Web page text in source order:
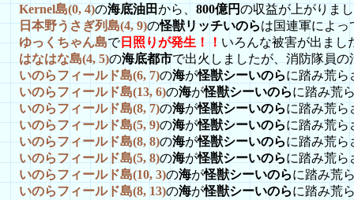
Kernel島(0, 4)の海底油田から、 800億円の収益が上がりま
日本野うさぎ列島(4, 9)の怪獣リッチいのらは国連軍によっ
ゆっくちゃん島で日照りが発生！！いろんな被害が出まし
はなはな島(4, 5)の海底都市で出火しましたが、消防隊員
いのらフィールド島(6, 7)の海が怪獣シーいのらに踏み荒ら
いのらフィールド島(13, 6)の海が怪獣シーいのらに踏み荒
いのらフィールド島(8, 7)の海が怪獣シーいのらに踏み荒ら
いのらフィールド島(5, 9)の海が怪獣シーいのらに踏み荒ら
いのらフィールド島(8, 8)の海が怪獣シーいのらに踏み荒ら
いのらフィールド島(5, 8)の海が怪獣シーいのらに踏み荒ら
いのらフィールド島(10, 3)の海が怪獣シーいのらに踏み荒
いのらフィールド島(8, 13)の海が怪獣シーいのらに踏み荒